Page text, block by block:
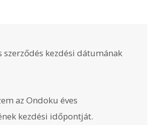
szerződés kezdési dátumának
az Ondoku éves
kezdési időpontját.